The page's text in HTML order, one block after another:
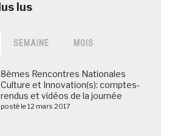
SEMAINE MOIS
8èmes Rencontres Nationales
Culture et Innovation(s): comptes-
rendus et vidéos de la journée
posté le 12 mars 2017